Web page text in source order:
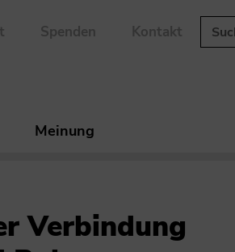
Spenden Kontakt
Meinung
Verbindung